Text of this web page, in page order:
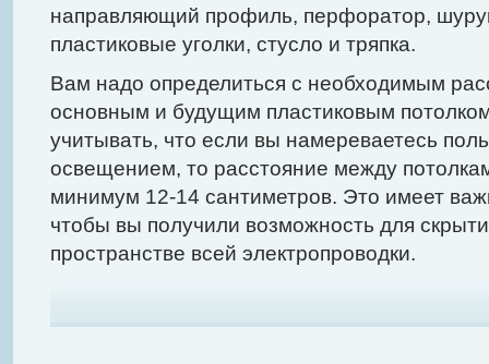
направляющий профиль, перфоратор,
пластиковые уголки, стусло и тряпка.
Вам надо определиться с необходимым
основным и будущим пластиковым
учитывать, что если вы намереваетесь
освещением, то расстояние между
минимум 12-14 сантиметров. Это имеет
чтобы вы получили возможность для
пространстве всей электропроводки.